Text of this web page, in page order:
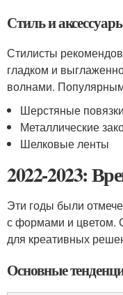
Стиль и
Стилисты
гладком и
волнами.
Шерстяные повязки
Металлические
Шелковые ленты
2022-2023:
Эти годы были
с формами и цветом.
для креативных
Основные